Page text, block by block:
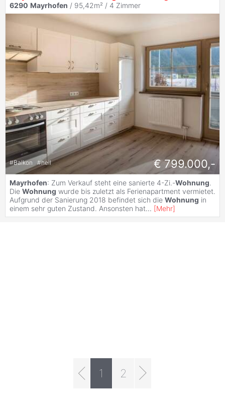
6290 Mayrhofen / 95,42m² / 4 Zimmer
#Balkon #hell € 799.000,-
Mayrhofen: Zum Verkauf steht eine sanierte 4-Zi.-Wohnung.
Die Wohnung wurde bis zuletzt als Ferienapartment vermietet.
Aufgrund der Sanierung 2018 befindet sich die Wohnung in
einem sehr guten Zustand. Ansonsten hat... [Mehr]
1 2